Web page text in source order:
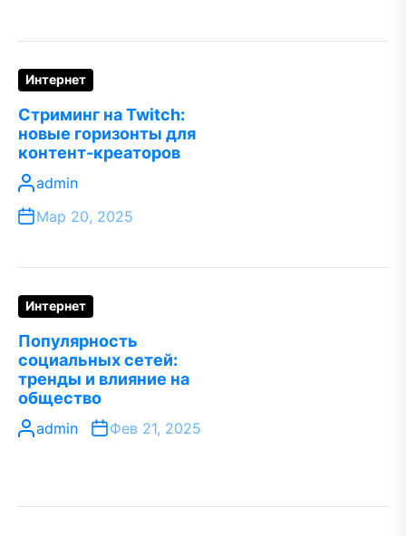
Интернет
Стриминг на Twitch:
новые горизонты для
контент-креаторов
admin
Мар 20, 2025
Интернет
Популярность
социальных сетей:
тренды и влияние на
общество
admin Фев 21, 2025